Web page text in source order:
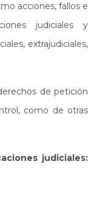
acciones, fallos e
judiciales y
extrajudiciales,
de petición
como de otras
judiciales: